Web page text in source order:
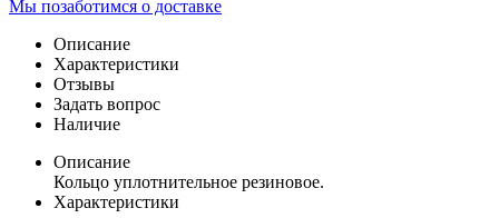
Мы позаботимся о доставке
Описание
Характеристики
Отзывы
Задать вопрос
Наличие
Описание
Кольцо уплотнительное резиновое.
Характеристики